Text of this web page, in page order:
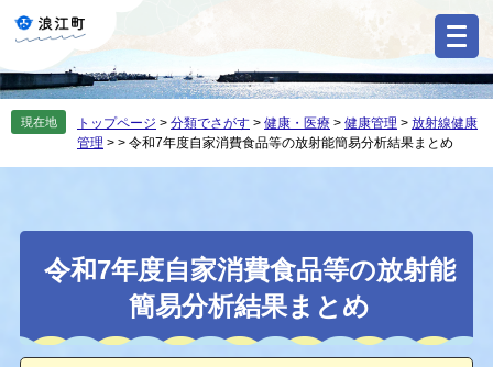
の
先
す
ー
を
し
現在地 トップページ > 分類でさがす > 健康・医療 > 健康管理 > 放射線健康
管理 > > 令和7年度自家消費食品等の放射能簡易分析結果まとめ
本
令和7年度自家消費食品等の放射能
簡易分析結果まとめ